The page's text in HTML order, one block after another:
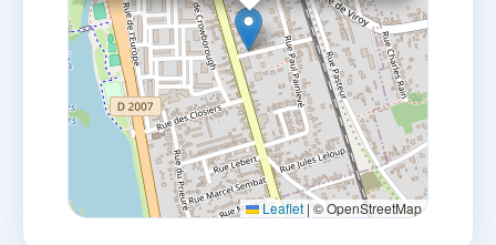
Leaflet | © OpenStreetMap